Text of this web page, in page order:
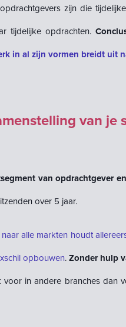
zijn die
tijdelijke opdrachten.
in al zijn vormen breidt uit
van je
van opdrachtgever
over 5 jaar.
alle markten houdt
opbouwen.Zonder hulp
voor in andere branches dan